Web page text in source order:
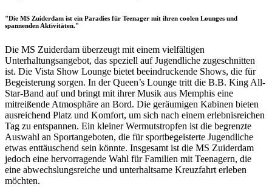
"Die MS Zuiderdam ist ein Paradies für Teenager mit ihren coolen Lounges und
spannenden Aktivitäten."
Die MS Zuiderdam überzeugt mit einem vielfältigen
Unterhaltungsangebot, das speziell auf Jugendliche zugeschnitten
ist. Die Vista Show Lounge bietet beeindruckende Shows, die für
Begeisterung sorgen. In der Queen’s Lounge tritt die B.B. King All-
Star-Band auf und bringt mit ihrer Musik aus Memphis eine
mitreißende Atmosphäre an Bord. Die geräumigen Kabinen bieten
ausreichend Platz und Komfort, um sich nach einem erlebnisreichen
Tag zu entspannen. Ein kleiner Wermutstropfen ist die begrenzte
Auswahl an Sportangeboten, die für sportbegeisterte Jugendliche
etwas enttäuschend sein könnte. Insgesamt ist die MS Zuiderdam
jedoch eine hervorragende Wahl für Familien mit Teenagern, die
eine abwechslungsreiche und unterhaltsame Kreuzfahrt erleben
möchten.